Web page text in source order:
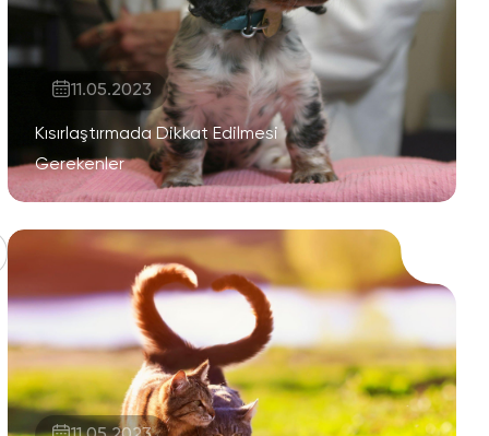
11.05.2023
Kısırlaştırmada Dikkat Edilmesi
Gerekenler